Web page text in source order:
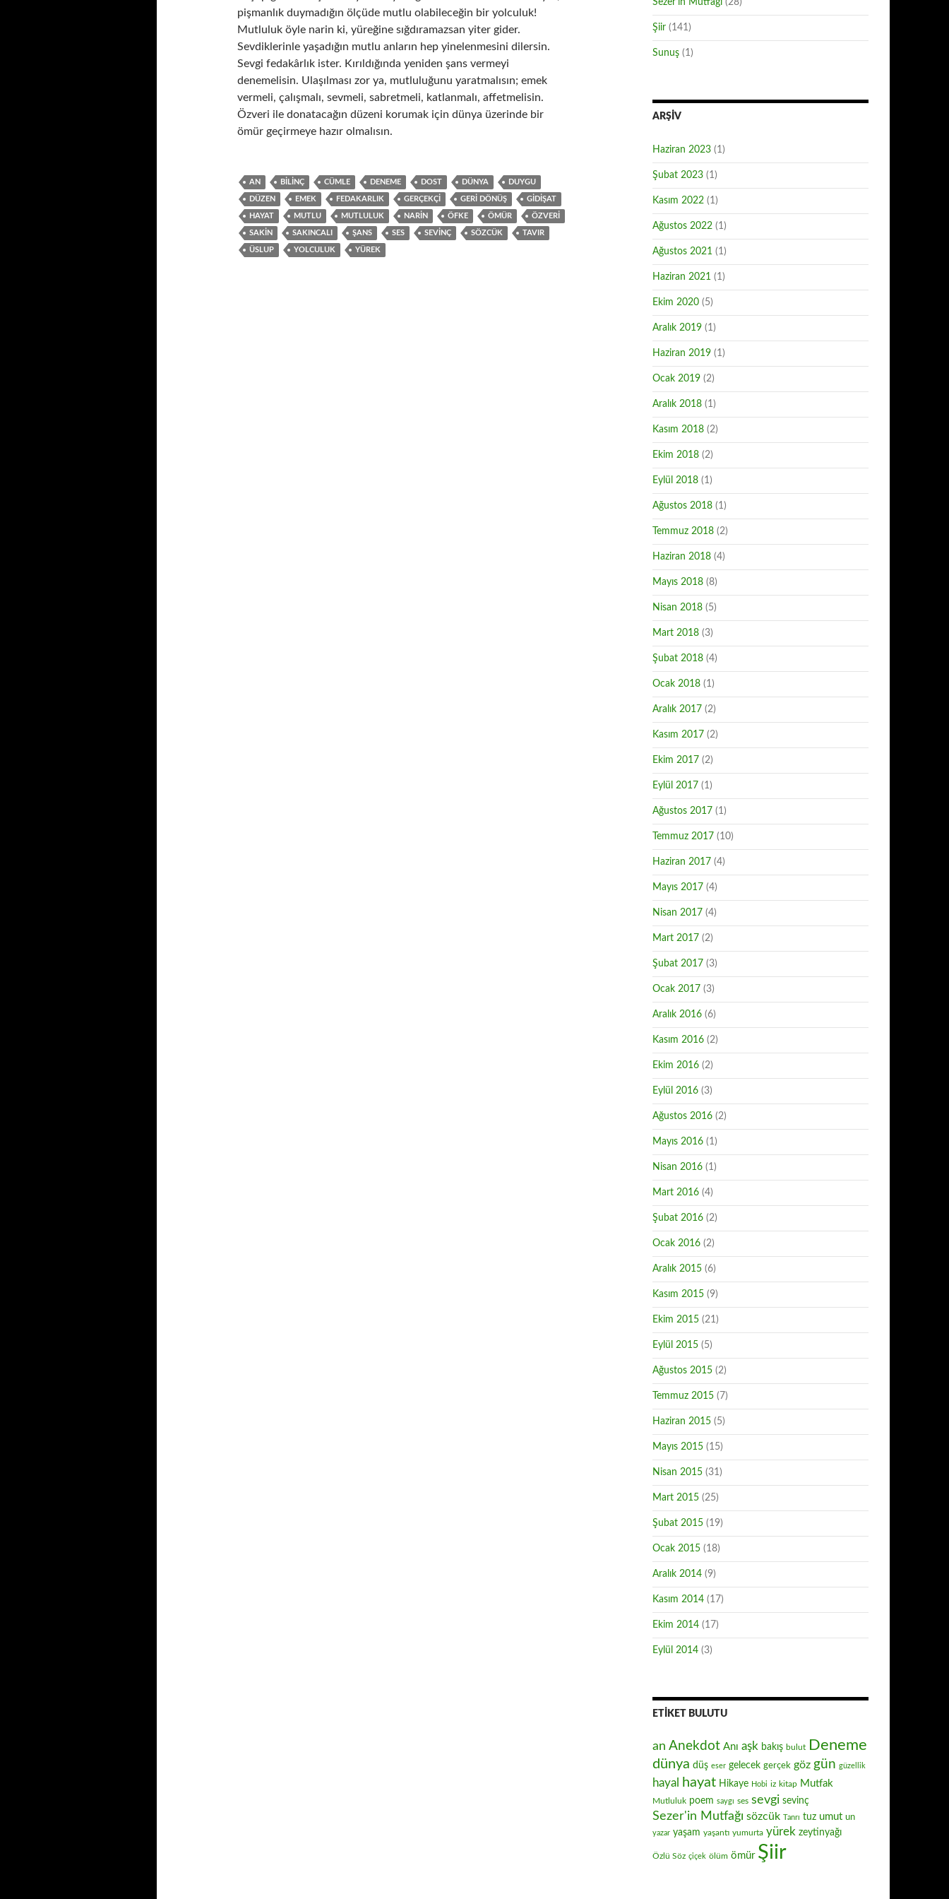
pişmanlık duymadığın ölçüde mutlu olabileceğin bir yolculuk!
Mutluluk öyle narin ki, yüreğine sığdıramazsan yiter gider.
Sevdiklerinle yaşadığın mutlu anların hep yinelenmesini dilersin.
Sevgi fedakârlık ister. Kırıldığında yeniden şans vermeyi
denemelisin. Ulaşılması zor ya, mutluluğunu yaratmalısın; emek
vermeli, çalışmalı, sevmeli, sabretmeli, katlanmalı, affetmelisin.
Özveri ile donatacağın düzeni korumak için dünya üzerinde bir
ömür geçirmeye hazır olmalısın.
AN BILINÇ CÜMLE DENEME DOST DÜNYA DUYGU
DÜZEN EMEK FEDAKARLIK GERÇEKÇI GERI DÖNÜŞ GIDIŞAT
HAYAT MUTLU MUTLULUK NARIN ÖFKE ÖMÜR ÖZVERI
SAKIN SAKINCALI ŞANS SES SEVINÇ SÖZCÜK TAVIR
ÜSLUP YOLCULUK YÜREK
Sezer'in Mutfağı (28)
Şiir (141)
Sunuş (1)
ARŞIV
Haziran 2023 (1)
Şubat 2023 (1)
Kasım 2022 (1)
Ağustos 2022 (1)
Ağustos 2021 (1)
Haziran 2021 (1)
Ekim 2020 (5)
Aralık 2019 (1)
Haziran 2019 (1)
Ocak 2019 (2)
Aralık 2018 (1)
Kasım 2018 (2)
Ekim 2018 (2)
Eylül 2018 (1)
Ağustos 2018 (1)
Temmuz 2018 (2)
Haziran 2018 (4)
Mayıs 2018 (8)
Nisan 2018 (5)
Mart 2018 (3)
Şubat 2018 (4)
Ocak 2018 (1)
Aralık 2017 (2)
Kasım 2017 (2)
Ekim 2017 (2)
Eylül 2017 (1)
Ağustos 2017 (1)
Temmuz 2017 (10)
Haziran 2017 (4)
Mayıs 2017 (4)
Nisan 2017 (4)
Mart 2017 (2)
Şubat 2017 (3)
Ocak 2017 (3)
Aralık 2016 (6)
Kasım 2016 (2)
Ekim 2016 (2)
Eylül 2016 (3)
Ağustos 2016 (2)
Mayıs 2016 (1)
Nisan 2016 (1)
Mart 2016 (4)
Şubat 2016 (2)
Ocak 2016 (2)
Aralık 2015 (6)
Kasım 2015 (9)
Ekim 2015 (21)
Eylül 2015 (5)
Ağustos 2015 (2)
Temmuz 2015 (7)
Haziran 2015 (5)
Mayıs 2015 (15)
Nisan 2015 (31)
Mart 2015 (25)
Şubat 2015 (19)
Ocak 2015 (18)
Aralık 2014 (9)
Kasım 2014 (17)
Ekim 2014 (17)
Eylül 2014 (3)
ETIKET BULUTU
an Anekdot Anı aşk bakış bulut Deneme
dünya düş eser gelecek gerçek göz gün güzellik
hayal hayat Hikaye Hobi iz kitap Mutfak
Mutluluk poem saygı ses sevgi sevinç
Sezer'in Mutfağı sözcük Tanrı tuz umut un
yazar yaşam yaşantı yumurta yürek zeytinyağı
Özlü Söz çiçek ölüm ömür Şiir